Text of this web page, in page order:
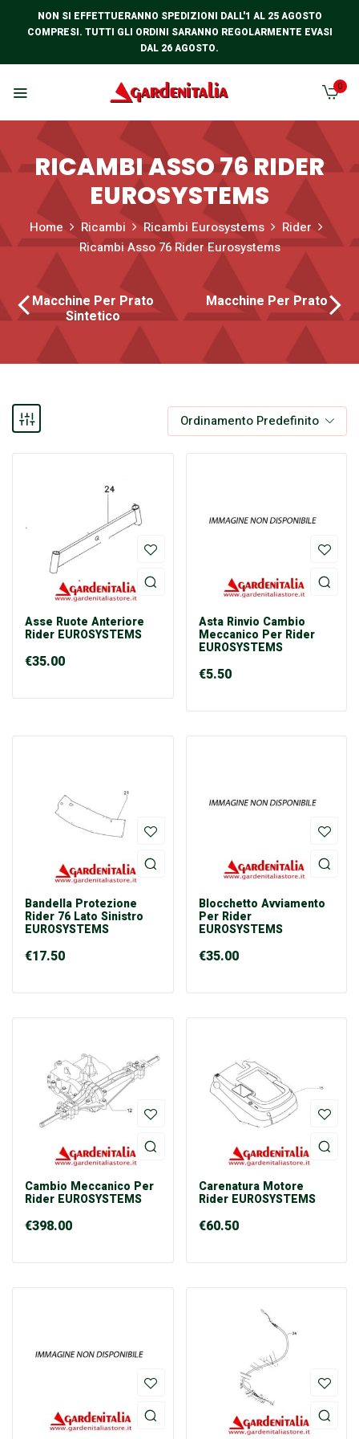
NON SI EFFETTUERANNO SPEDIZIONI DALL'1 AL 25 AGOSTO
COMPRESI. TUTTI GLI ORDINI SARANNO REGOLARMENTE EVASI
DAL 26 AGOSTO.
0
RICAMBI ASSO 76 RIDER
EUROSYSTEMS
Home Ricambi Ricambi Eurosystems
Rider
Ricambi Asso 76 Rider Eurosystems
Macchine Per Prato
Sintetico
Macchine Per Prato
Ordinamento Predefinito
Asse Ruote Anteriore
Rider EUROSYSTEMS
€35.00
Asta Rinvio Cambio
Meccanico Per Rider
EUROSYSTEMS
€5.50
Bandella Protezione
Rider 76 Lato Sinistro
EUROSYSTEMS
€17.50
Blocchetto Avviamento
Per Rider
EUROSYSTEMS
€35.00
Cambio Meccanico Per
Rider EUROSYSTEMS
€398.00
Carenatura Motore
Rider EUROSYSTEMS
€60.50